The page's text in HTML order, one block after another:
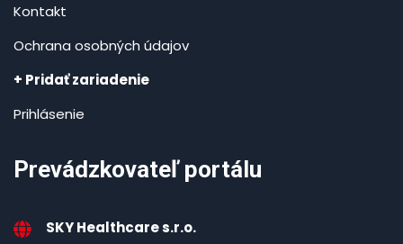
Kontakt
Ochrana osobných údajov
+ Pridať zariadenie
Prihlásenie
Prevádzkovateľ portálu
SKY Healthcare s.r.o.